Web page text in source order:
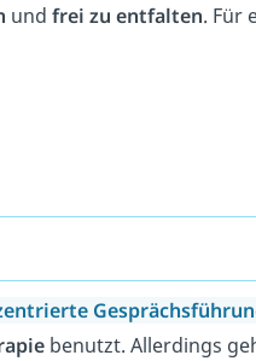
und frei zu entfalten. Für
benutzt. Allerdings